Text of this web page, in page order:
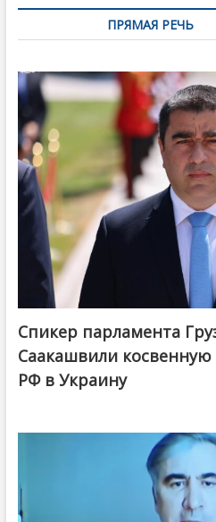
ПРЯМАЯ РЕЧЬ
Спикер парламента
Саакашвили
РФ в Украину